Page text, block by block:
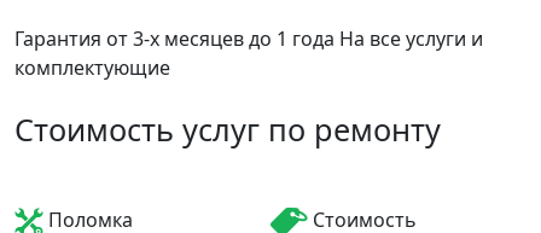
Гарантия от 3-х месяцев до 1 года На все услуги и
комплектующие
Стоимость услуг по ремонту
Поломка
Стоимость